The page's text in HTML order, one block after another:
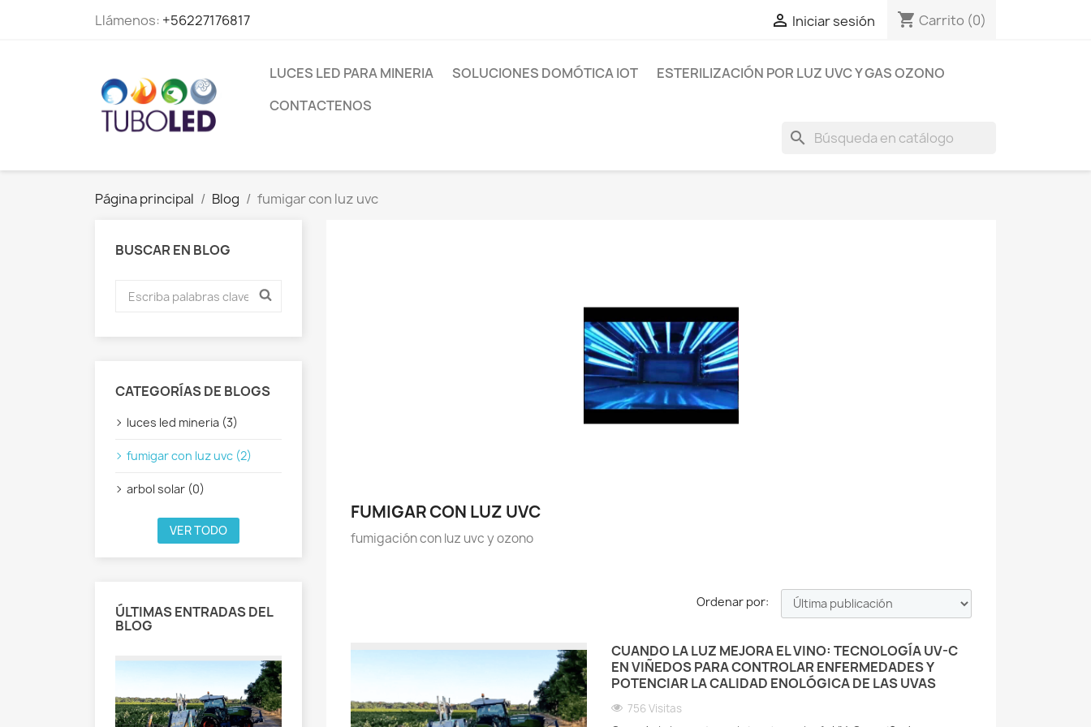
Llámenos: +56227176817  Iniciar sesión shopping_cart Carrito (0)
LUCES LED PARA MINERIA SOLUCIONES DOMÓTICA IOT
ESTERILIZACIÓN POR LUZ UVC Y GAS OZONO
CONTACTENOS
search
Página principal Blog fumigar con luz uvc
BUSCAR EN BLOG
CATEGORÍAS DE BLOGS
luces led mineria (3)
fumigar con luz uvc (2)
arbol solar (0)
VER TODO
ÚLTIMAS ENTRADAS DEL
BLOG
FUMIGAR CON LUZ UVC
fumigación con luz uvc y ozono
Ordenar por:
CUANDO LA LUZ MEJORA EL VINO: TECNOLOGÍA UV-C
EN VIÑEDOS PARA CONTROLAR ENFERMEDADES Y
POTENCIAR LA CALIDAD ENOLÓGICA DE LAS UVAS
756 Visitas